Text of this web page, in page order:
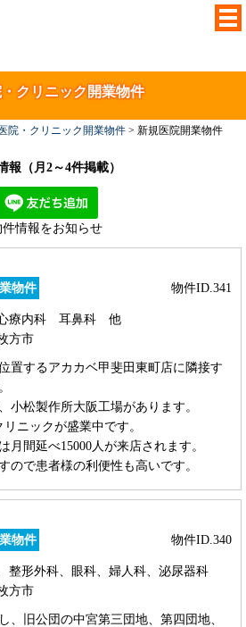
クリニック開業物件
院・クリニック開業物件 > 新規医院開業物件
報（月2～4件掲載）
件情報をお知らせ
物件ID.341
物件
療内科 耳鼻科 他
方市
置するアカカベ甲斐田東町店に隣接す
小松製作所大阪工場があります。
ニックが盛業中です。
月間延べ15000人が来店されます。
ので患者様の利便性も高いです。
物件ID.340
物件
整形外科、眼科、婦人科、泌尿器科
方市
、旧公団の中宮第三団地、第四団地、